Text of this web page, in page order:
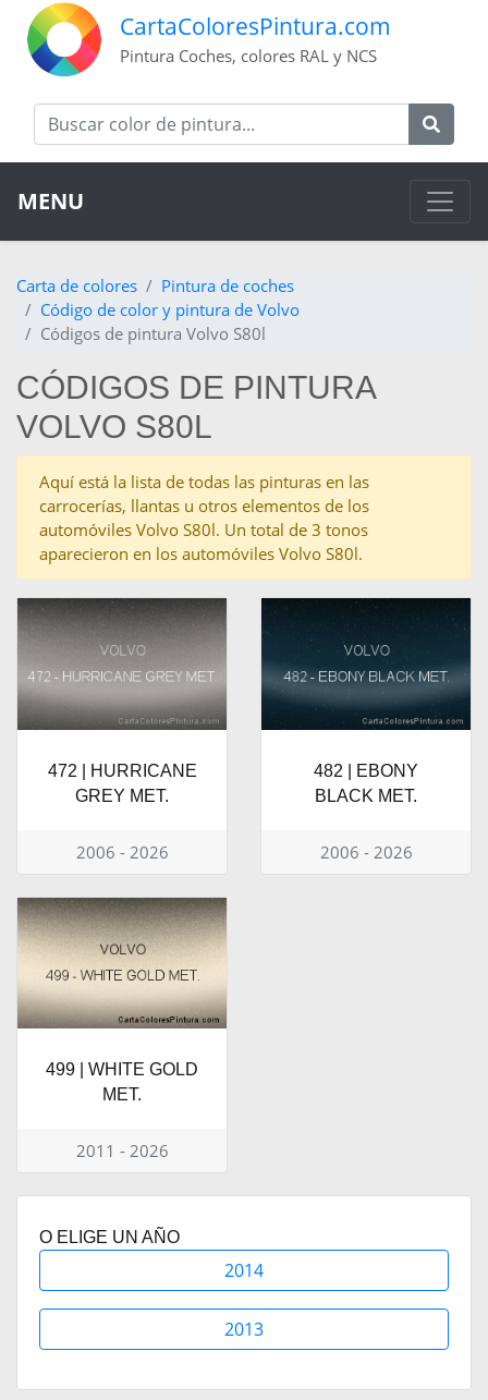
CartaColoresPintura.com
Pintura Coches, colores RAL y NCS
MENU
Carta de colores
Pintura de coches
Código de color y pintura de Volvo
Códigos de pintura Volvo S80l
CÓDIGOS DE PINTURA
VOLVO S80L
Aquí está la lista de todas las pinturas en las
carrocerías, llantas u otros elementos de los
automóviles Volvo S80l. Un total de 3 tonos
aparecieron en los automóviles Volvo S80l.
472 | HURRICANE
GREY MET.
2006 - 2026
482 | EBONY
BLACK MET.
2006 - 2026
499 | WHITE GOLD
MET.
2011 - 2026
O ELIGE UN AÑO
2014
2013